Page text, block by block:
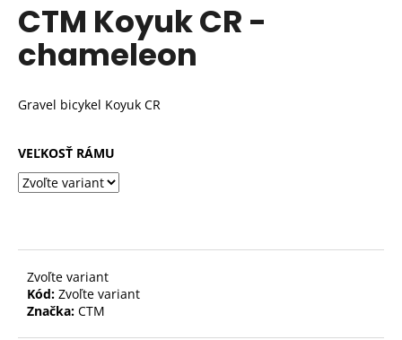
produktu
je
z
CTM Koyuk CR -
chameleon
Gravel bicykel Koyuk CR
VEĽKOSŤ RÁMU
Zvoľte variant
Kód: Zvoľte variant
Značka: CTM